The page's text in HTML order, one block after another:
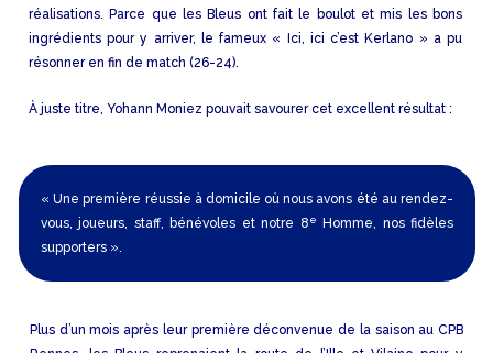
réalisations. Parce que les Bleus ont fait le boulot et mis les bons
ingrédients pour y arriver, le fameux « Ici, ici c’est Kerlano » a pu
résonner en fin de match (26-24).
À juste titre, Yohann Moniez pouvait savourer cet excellent résultat :
« Une première réussie à domicile où nous avons été au rendez-
vous, joueurs, staff, bénévoles et notre 8 e
Homme, nos fidèles
supporters ».
Plus d’un mois après leur première déconvenue de la saison au CPB